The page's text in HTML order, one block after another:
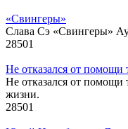
«Свингеры»
Слава Сэ «Свингеры»
28501
Не отказался от
Не отказался от
жизни.
28501